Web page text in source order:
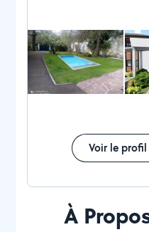
Voir le profil
À